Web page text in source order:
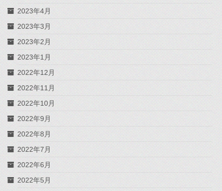
2023年4月
2023年3月
2023年2月
2023年1月
2022年12月
2022年11月
2022年10月
2022年9月
2022年8月
2022年7月
2022年6月
2022年5月